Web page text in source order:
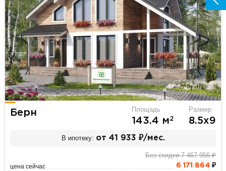
Берн Площадь
143.4 м2
Размер
8.5х9
В ипотеку: от 41 933 ₽/мес.
Без скидки 7 467 956 ₽
цена сейчас 6 171 864₽